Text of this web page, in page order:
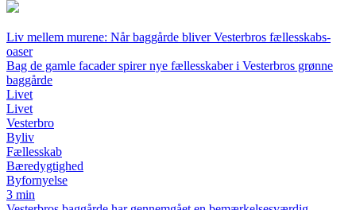
Liv mellem murene: Når baggårde bliver Vesterbros fællesskabs­
oaser
Bag de gamle facader spirer nye fællesskaber i Vesterbros grønne
baggårde
Livet
Livet
Vesterbro
Byliv
Fællesskab
Bæredygtighed
Byfornyelse
3 min